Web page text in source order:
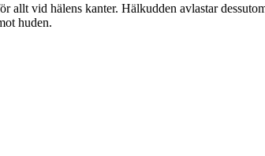
allt vid hälens kanter. Hälkudden avlastar
huden.